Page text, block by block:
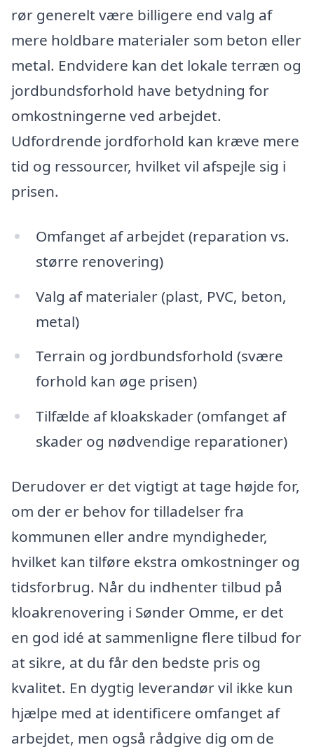
rør generelt være billigere end valg af
mere holdbare materialer som beton eller
metal. Endvidere kan det lokale terræn og
jordbundsforhold have betydning for
omkostningerne ved arbejdet.
Udfordrende jordforhold kan kræve mere
tid og ressourcer, hvilket vil afspejle sig i
prisen.
Omfanget af arbejdet (reparation vs.
større renovering)
Valg af materialer (plast, PVC, beton,
metal)
Terrain og jordbundsforhold (svære
forhold kan øge prisen)
Tilfælde af kloakskader (omfanget af
skader og nødvendige reparationer)
Derudover er det vigtigt at tage højde for,
om der er behov for tilladelser fra
kommunen eller andre myndigheder,
hvilket kan tilføre ekstra omkostninger og
tidsforbrug. Når du indhenter tilbud på
kloakrenovering i Sønder Omme, er det
en god idé at sammenligne flere tilbud for
at sikre, at du får den bedste pris og
kvalitet. En dygtig leverandør vil ikke kun
hjælpe med at identificere omfanget af
arbejdet, men også rådgive dig om de